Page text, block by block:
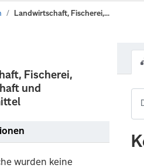
Landwirtschaft, Fischerei,...
Fischerei,
und
wurden keine